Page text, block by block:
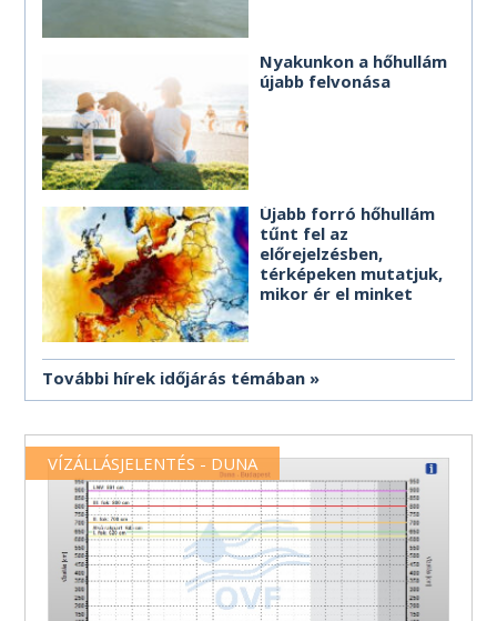
Nyakunkon a hőhullám
újabb felvonása
Újabb forró hőhullám
tűnt fel az
előrejelzésben,
térképeken mutatjuk,
mikor ér el minket
További hírek időjárás témában
VÍZÁLLÁSJELENTÉS - DUNA